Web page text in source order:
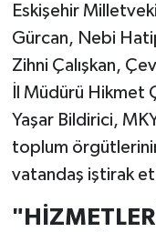
Eskişehir
Gürcan, Nebi
Zihni Çalışkan,
İl Müdürü Hikmet
Yaşar Bildirici,
toplum
vatandaş iştirak